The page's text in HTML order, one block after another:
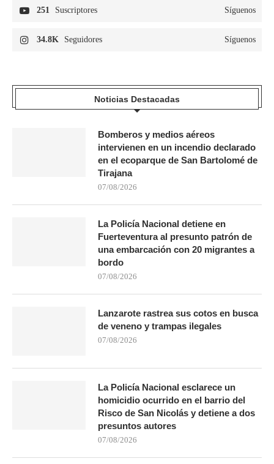
251 Suscriptores Síguenos
34.8K Seguidores Síguenos
Noticias Destacadas
Bomberos y medios aéreos
intervienen en un incendio declarado
en el ecoparque de San Bartolomé de
Tirajana
07/08/2026
La Policía Nacional detiene en
Fuerteventura al presunto patrón de
una embarcación con 20 migrantes a
bordo
07/08/2026
Lanzarote rastrea sus cotos en busca
de veneno y trampas ilegales
07/08/2026
La Policía Nacional esclarece un
homicidio ocurrido en el barrio del
Risco de San Nicolás y detiene a dos
presuntos autores
07/08/2026